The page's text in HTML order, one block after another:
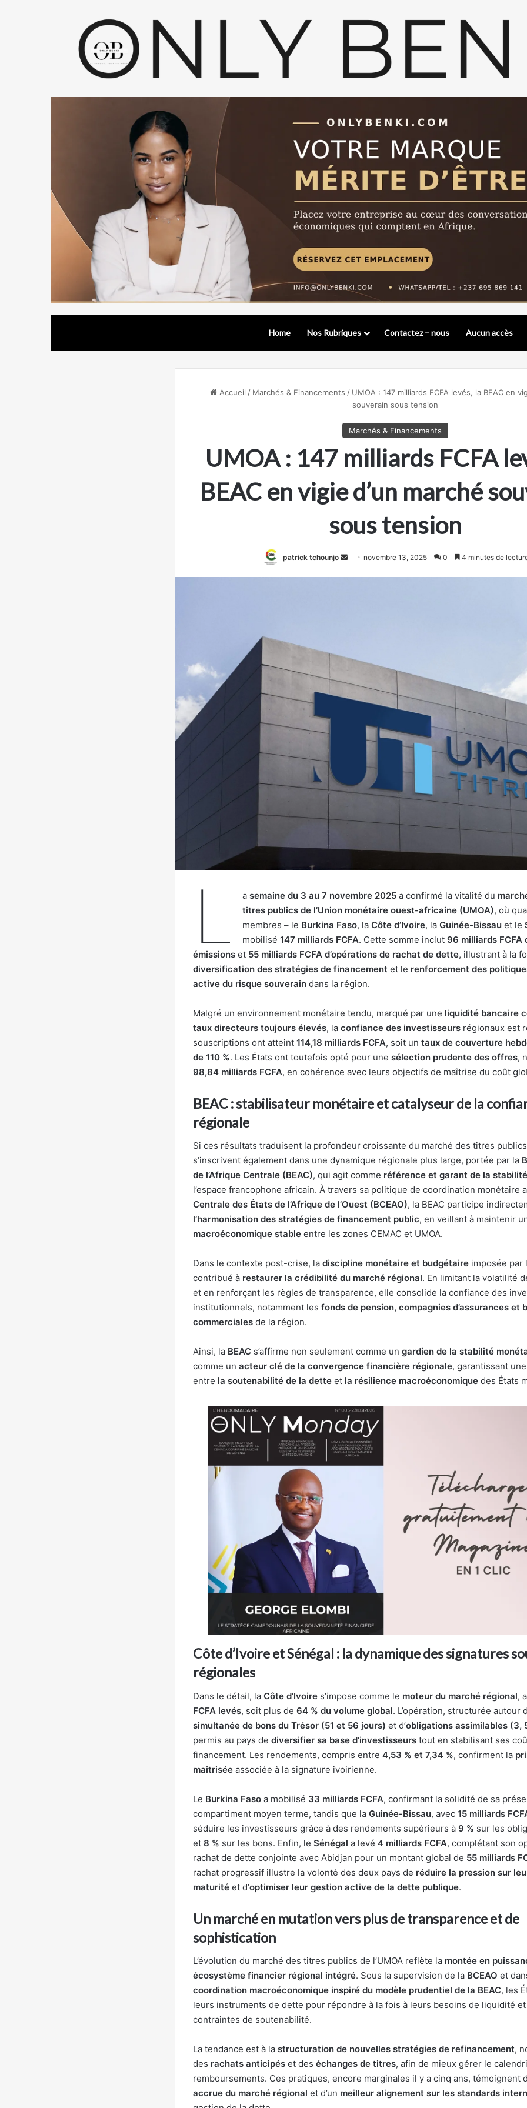
Home Nos Rubriques Contactez – nous Aucun accès
Accueil / Marchés & Financements / UMOA : 147 milliards FCFA levés, la BEAC en
souverain sous tension
Marchés & Financements
UMOA : 147 milliards FCFA
BEAC en vigie d’un marché
sous tension
patrick tchounjo
Envoyernovembre 13, 2025 0 4 minutes de
L a semaine du 3 au 7 novembre 2025a confirmé la vitalité du
titres publics de l’Union monétaire ouest-africaine (UMOA), où
membres – le Burkina Faso, la Côte d’Ivoire, la Guinée-Bissauet le
mobilisé 147 milliards FCFA. Cette somme inclut 96 milliards FCFA
émissions et 55 milliards FCFA d’opérations de rachat de dette, illustrant à la
diversification des stratégies de financement et le renforcement des
active du risque souverain dans la région.
Malgré un environnement monétaire tendu, marqué par une liquidité bancaire
taux directeurs toujours élevés, la confiance des investisseurs régionaux est
souscriptions ont atteint 114,18 milliards FCFA, soit un taux de couverture
de 110 %. Les États ont toutefois opté pour une sélection prudente des offres,
98,84 milliards FCFA, en cohérence avec leurs objectifs de maîtrise du coût
BEAC : stabilisateur monétaire et catalyseur de la
régionale
Si ces résultats traduisent la profondeur croissante du marché des titres publics
s’inscrivent également dans une dynamique régionale plus large, portée par la
de l’Afrique Centrale (BEAC), qui agit comme référence et garant de la
l’espace francophone africain. À travers sa politique de coordination monétaire
Centrale des États de l’Afrique de l’Ouest (BCEAO), la BEAC participe
l’harmonisation des stratégies de financement public, en veillant à maintenir
macroéconomique stable entre les zones CEMAC et UMOA.
Dans le contexte post-crise, la discipline monétaire et budgétaire imposée par
contribué à restaurer la crédibilité du marché régional. En limitant la volatilité
et en renforçant les règles de transparence, elle consolide la confiance des
institutionnels, notamment les fonds de pension, compagnies d’assurances et
commerciales de la région.
Ainsi, la BEAC s’affirme non seulement comme un gardien de la stabilité
comme un acteur clé de la convergence financière régionale, garantissant
entre la soutenabilité de la dette et la résilience macroéconomique des États
Côte d’Ivoire et Sénégal : la dynamique des signatures
régionales
Dans le détail, la Côte d’Ivoire s’impose comme le moteur du marché régional,
FCFA levés, soit plus de 64 % du volume global. L’opération, structurée autour
simultanée de bons du Trésor (51 et 56 jours) et d’obligations assimilables (3,
permis au pays de diversifier sa base d’investisseurs tout en stabilisant ses
financement. Les rendements, compris entre 4,53 % et 7,34 %, confirment la
maîtrisée associée à la signature ivoirienne.
Le Burkina Faso a mobilisé 33 milliards FCFA, confirmant la solidité de sa
compartiment moyen terme, tandis que la Guinée-Bissau, avec 15 milliards
séduire les investisseurs grâce à des rendements supérieurs à 9 % sur les
et 8 % sur les bons. Enfin, le Sénégal a levé 4 milliards FCFA, complétant son
rachat de dette conjointe avec Abidjan pour un montant global de 55 milliards
rachat progressif illustre la volonté des deux pays de réduire la pression sur
maturité et d’optimiser leur gestion active de la dette publique.
Un marché en mutation vers plus de transparence et de
sophistication
L’évolution du marché des titres publics de l’UMOA reflète la montée en
écosystème financier régional intégré. Sous la supervision de la BCEAO et
coordination macroéconomique inspiré du modèle prudentiel de la BEAC, les
leurs instruments de dette pour répondre à la fois à leurs besoins de liquidité
contraintes de soutenabilité.
La tendance est à la structuration de nouvelles stratégies de refinancement,
des rachats anticipés et des échanges de titres, afin de mieux gérer le
remboursements. Ces pratiques, encore marginales il y a cinq ans, témoignent
accrue du marché régional et d’un meilleur alignement sur les standards